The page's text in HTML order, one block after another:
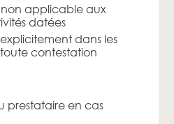
non applicable aux
datées
dans les
contestation
prestataire en cas